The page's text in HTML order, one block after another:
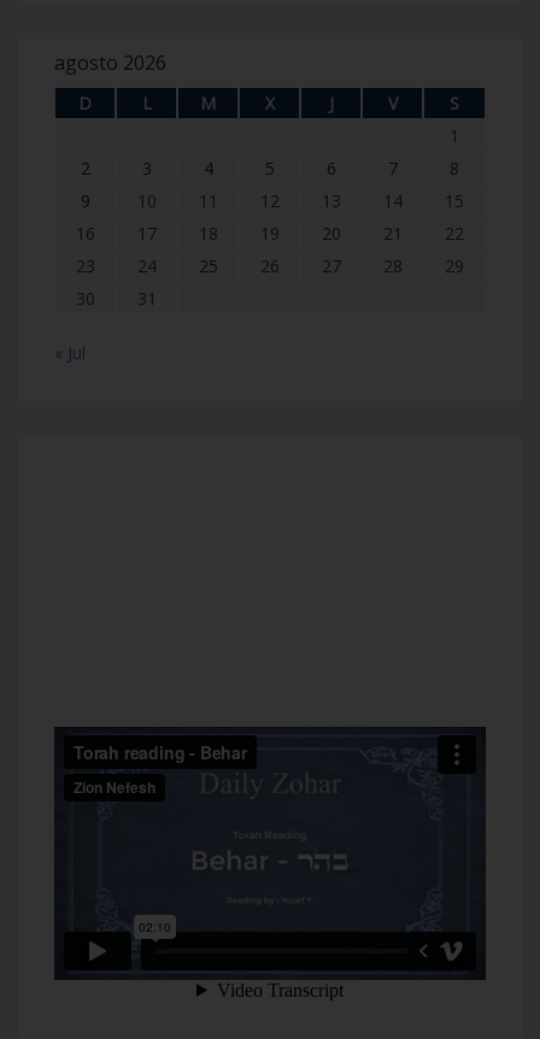
agosto 2026
D L M X J V
S
1
2
3 4 5 6 7
8
9
10 11 12 13 14
15
16
17 18 19 20 21
22
23
24 25 26 27 28
29
30
31
« Jul